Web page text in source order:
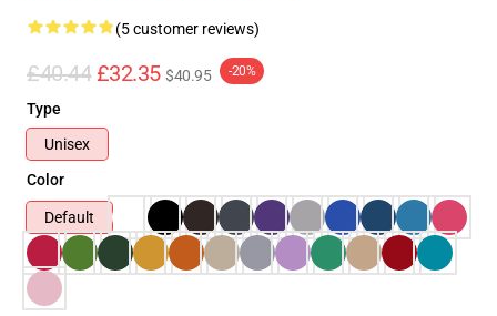
(5 customer reviews)
£40.44 £32.35 $40.95 -20%
Type
Unisex
Color
Default